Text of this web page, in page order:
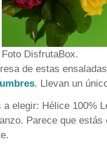
Foto DisfrutaBox.
de estas
. Llevan un
a elegir: Hélice 100%
Parece que